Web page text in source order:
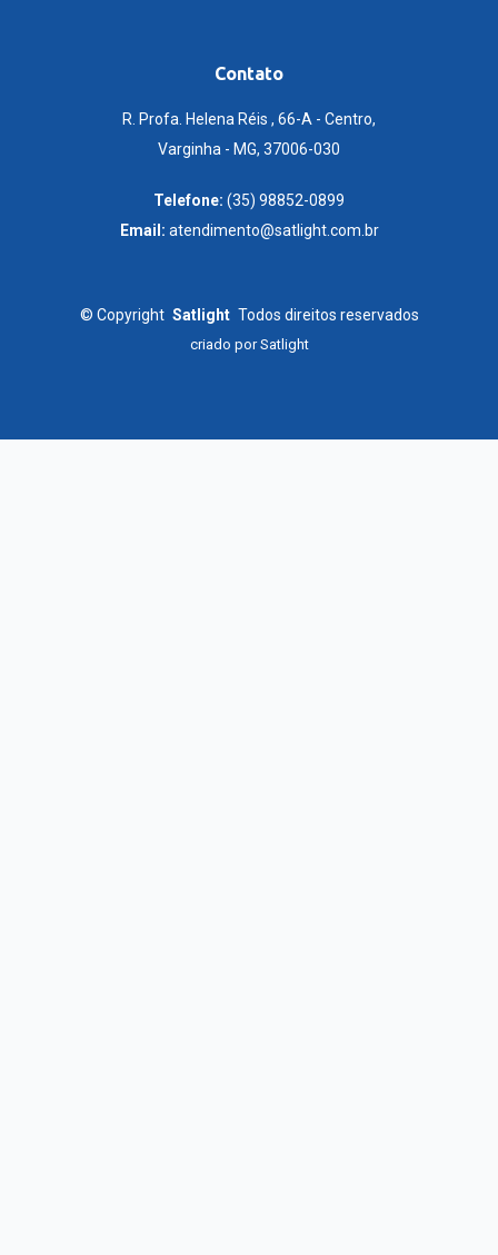
Contato
R. Profa. Helena Réis , 66-A - Centro,
Varginha - MG, 37006-030
Telefone: (35) 98852-0899
Email: atendimento@satlight.com.br
© Copyright Satlight Todos direitos reservados
criado porSatlight